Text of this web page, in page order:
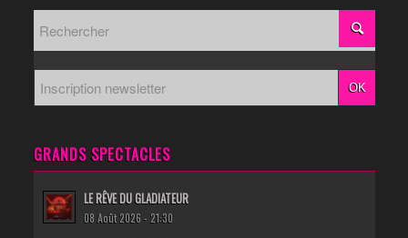
GRANDS SPECTACLES
LE RÊVE DU GLADIATEUR
08 Août 2026 - 21:30